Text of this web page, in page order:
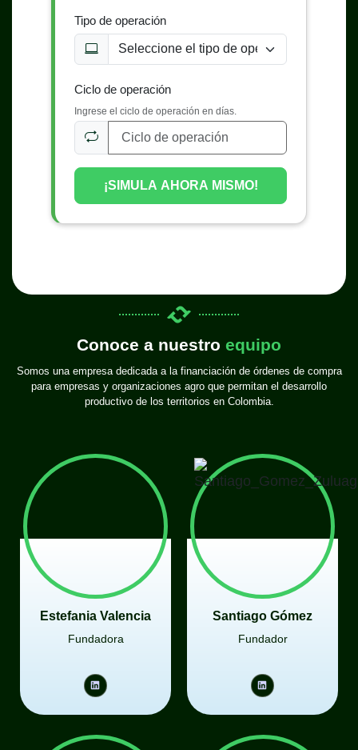
Tipo de operación
Ciclo de operación
Ingrese el ciclo de operación en días.
¡SIMULA AHORA MISMO!
Conoce a nuestro equipo
Somos una empresa dedicada a la financiación de órdenes de compra
para empresas y organizaciones agro que permitan el desarrollo
productivo de los territorios en Colombia.
Estefania Valencia
Fundadora
Santiago Gómez
Fundador